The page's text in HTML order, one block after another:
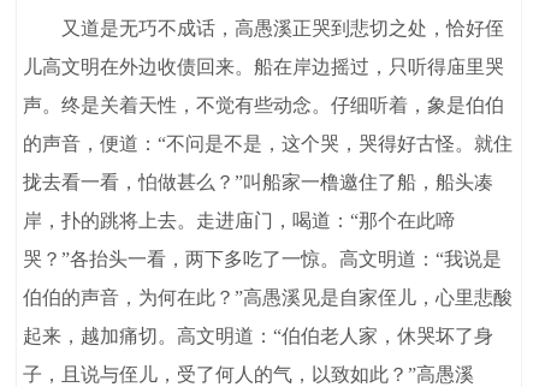
又道是无巧不成话，高愚溪正哭到悲切之处，恰好侄
儿高文明在外边收债回来。船在岸边摇过，只听得庙里哭
声。终是关着天性，不觉有些动念。仔细听着，象是伯伯
的声音，便道：“不问是不是，这个哭，哭得好古怪。就住
拢去看一看，怕做甚么？”叫船家一橹邀住了船，船头凑
岸，扑的跳将上去。走进庙门，喝道：“那个在此啼
哭？”各抬头一看，两下多吃了一惊。高文明道：“我说是
伯伯的声音，为何在此？”高愚溪见是自家侄儿，心里悲酸
起来，越加痛切。高文明道：“伯伯老人家，休哭坏了身
子，且说与侄儿，受了何人的气，以致如此？”高愚溪